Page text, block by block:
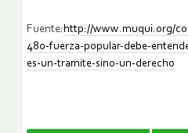
Fuente: http://www.muqui.org/
480-fuerza-popular-debe-
es-un-tramite-sino-un-derecho